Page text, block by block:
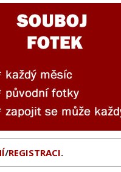
/REGISTRACI.